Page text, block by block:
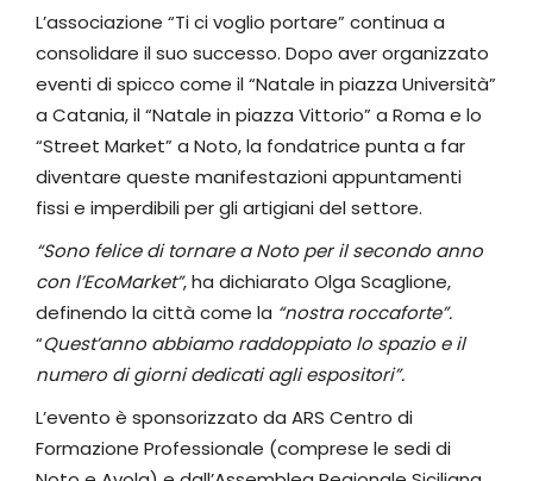
L’associazione “Ti ci voglio portare” continua a
consolidare il suo successo. Dopo aver organizzato
eventi di spicco come il “Natale in piazza Università”
a Catania, il “Natale in piazza Vittorio” a Roma e lo
“Street Market” a Noto, la fondatrice punta a far
diventare queste manifestazioni appuntamenti
fissi e imperdibili per gli artigiani del settore.
“Sono felice di tornare a Noto per il secondo anno
con l’EcoMarket”, ha dichiarato Olga Scaglione,
definendo la città come la “nostra roccaforte”.
“Quest’anno abbiamo raddoppiato lo spazio e il
numero di giorni dedicati agli espositori”.
L’evento è sponsorizzato da ARS Centro di
Formazione Professionale (comprese le sedi di